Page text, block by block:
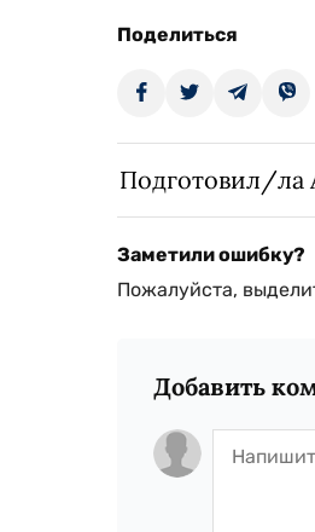
Поделиться
Подготовил/ла
Заметили ошибку?
Пожалуйста,
Добавить